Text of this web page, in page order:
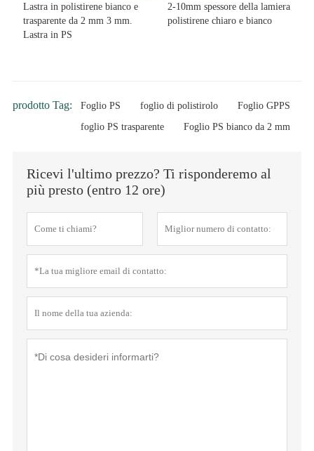
Lastra in polistirene bianco e
trasparente da 2 mm 3 mm.
Lastra in PS
2-10mm spessore della lamiera
polistirene chiaro e bianco
prodotto Tag: Foglio PS foglio di polistirolo
Foglio GPPS
foglio PS trasparente
Foglio PS bianco da 2 mm
Ricevi l'ultimo prezzo? Ti risponderemo al
più presto (entro 12 ore)